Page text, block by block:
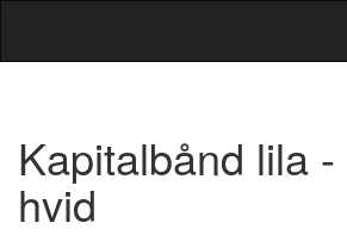
Kapitalbånd lila -
hvid